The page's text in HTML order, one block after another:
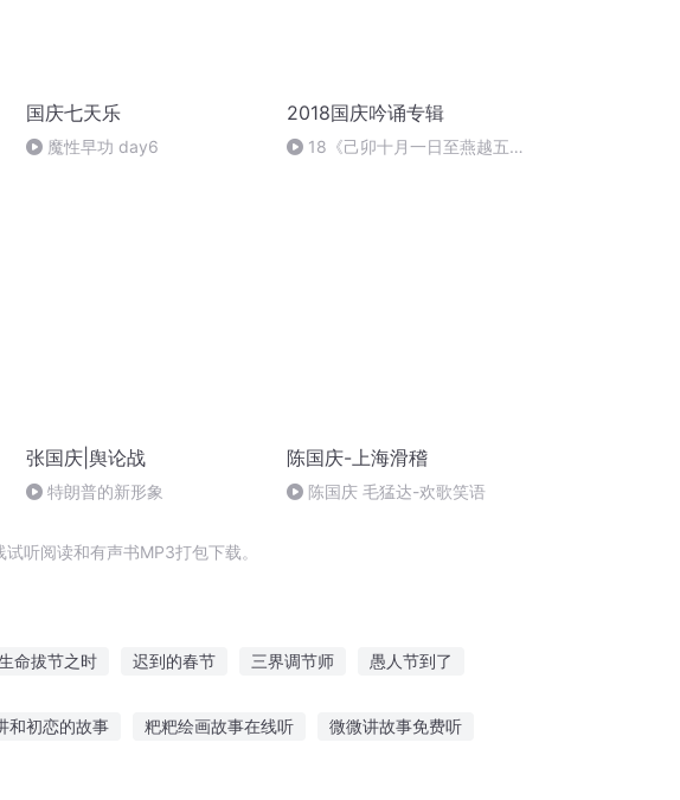
国庆七天乐
魔性早功 day6
2018国庆吟诵专辑
18《己卯十月一日至燕越五
张国庆|舆论战
特朗普的新形象
陈国庆-上海滑稽
陈国庆 毛猛达-欢歌笑语
听阅读和有声书MP3打包下载。
命拔节之时 迟到的春节 三界调节师 愚人节到了
和初恋的故事 粑粑绘画故事在线听 微微讲故事免费听